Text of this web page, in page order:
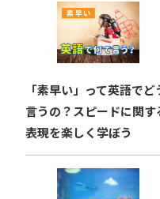
ョ
ン
「素早い」って英語でど
言うの？スピードに関す
表現を楽しく学ぼう